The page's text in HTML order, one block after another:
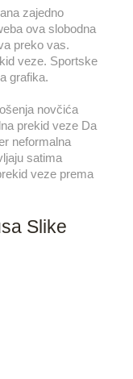
zajedno
ova slobodna
preko vas.
veze. Sportske
grafika.
novčića
prekid veze Da
neformalna
satima
veze prema
Slike